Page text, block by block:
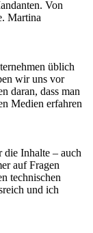
Von
Martina
üblich
wir uns vor
daran, dass man
Medien erfahren
die Inhalte – auch
auf Fragen
technischen
und ich